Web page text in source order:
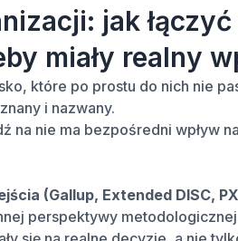
jak
miały realny
które po prostu do nich nie
i nazwany.
na nie ma bezpośredni wpływ
(Gallup, Extended DISC,
perspektywy